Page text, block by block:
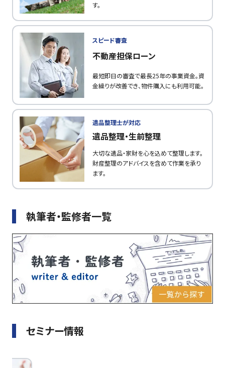
す。
スピード審査
不動産担保ローン
最短即日の審査で最長25年の事業資金。資
金繰りが改善でき、物件購入にも利用可能。
遺品整理士が対応
遺品整理・生前整理
大切な遺品・家財を心を込めて整理します。
財産整理のアドバイスを含めて作業を承り
ます。
執筆者・監修者一覧
セミナー情報